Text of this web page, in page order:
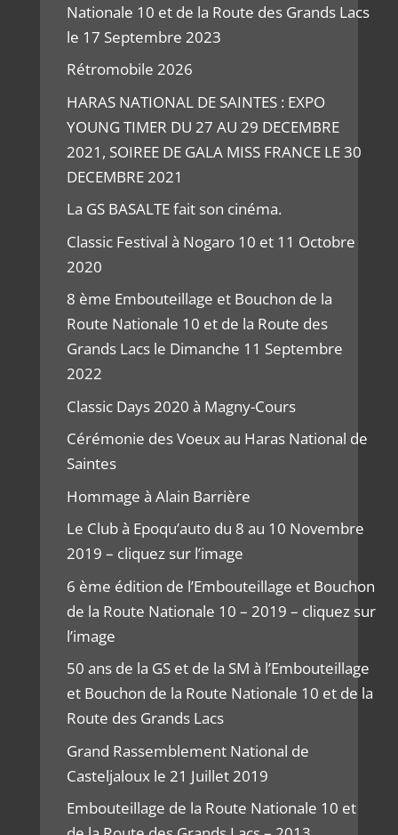
Nationale 10 et de la Route des Grands Lacs
le 17 Septembre 2023
Rétromobile 2026
HARAS NATIONAL DE SAINTES : EXPO
YOUNG TIMER DU 27 AU 29 DECEMBRE
2021, SOIREE DE GALA MISS FRANCE LE 30
DECEMBRE 2021
La GS BASALTE fait son cinéma.
Classic Festival à Nogaro 10 et 11 Octobre
2020
8 ème Embouteillage et Bouchon de la
Route Nationale 10 et de la Route des
Grands Lacs le Dimanche 11 Septembre
2022
Classic Days 2020 à Magny-Cours
Cérémonie des Voeux au Haras National de
Saintes
Hommage à Alain Barrière
Le Club à Epoqu’auto du 8 au 10 Novembre
2019 – cliquez sur l’image
6 ème édition de l’Embouteillage et Bouchon
de la Route Nationale 10 – 2019 – cliquez sur
l’image
50 ans de la GS et de la SM à l’Embouteillage
et Bouchon de la Route Nationale 10 et de la
Route des Grands Lacs
Grand Rassemblement National de
Casteljaloux le 21 Juillet 2019
Embouteillage de la Route Nationale 10 et